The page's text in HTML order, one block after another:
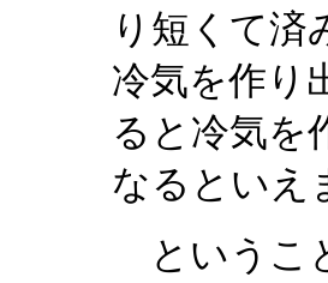
り短くて済
冷気を作り
ると冷気を
なるといえ
というこ